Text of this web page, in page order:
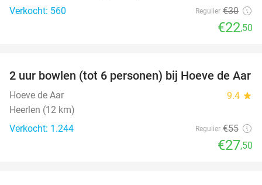
Verkocht: 560
Regulier €30
€22,50
50%
2 uur bowlen (tot 6 personen) bij Hoeve de Aar
Hoeve de Aar 9.4 star
Heerlen (12 km)
Verkocht: 1.244
Regulier €55
€27,50